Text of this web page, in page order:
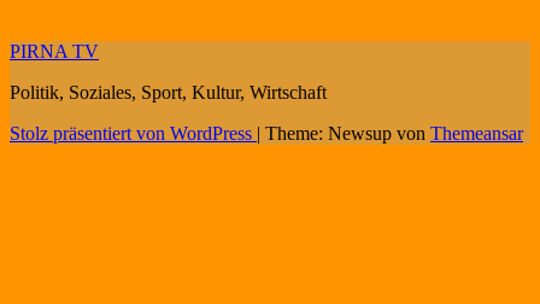
PIRNA TV
Politik, Soziales, Sport, Kultur, Wirtschaft
Stolz präsentiert von WordPress | Theme: Newsup von Themeansar